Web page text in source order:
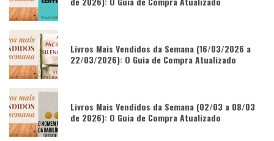
Livros Mais Vendidos da Semana (16/03/2026 a
22/03/2026): O Guia de Compra Atualizado
Livros Mais Vendidos da Semana (02/03 a 08/03
de 2026): O Guia de Compra Atualizado